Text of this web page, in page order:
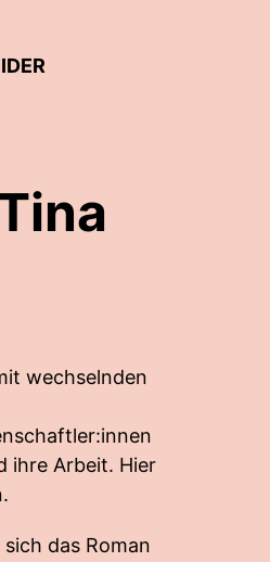
wechselnden
ihre Arbeit. Hier
das Roman